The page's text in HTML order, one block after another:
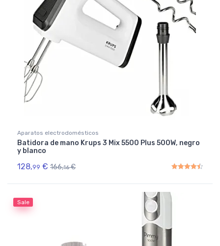
Aparatos electrodomésticos
Batidora de mano Krups 3 Mix 5500 Plus 500W, negro
y blanco
128,99 € 166,16 €
Sale